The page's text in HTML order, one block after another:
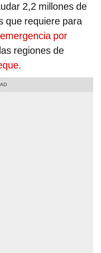
2,2 millones de
que requiere para
por
regiones de